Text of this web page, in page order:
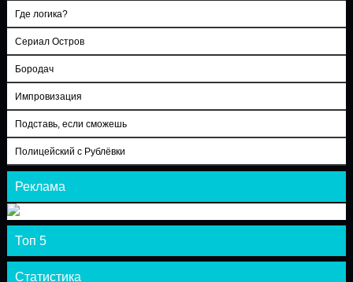
Где логика?
Сериал Остров
Бородач
Импровизация
Подставь, если сможешь
Полицейский с Рублёвки
Реклама
Топ 5
Статистика